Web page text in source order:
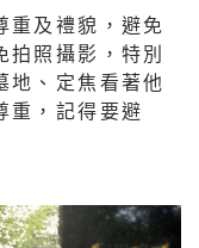
重及禮貌，避免
照攝影，特別
地、定焦看著他
重，記得要避